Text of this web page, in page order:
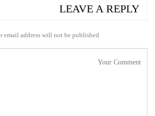
LEAVE A REPLY
email address will not be published.